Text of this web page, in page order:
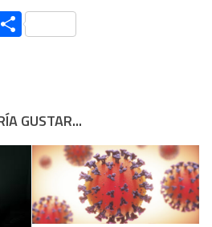
Compartir
GUSTAR...